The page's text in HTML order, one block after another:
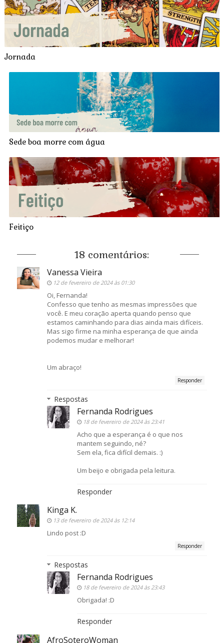
Jornada
Sede boa morre com água
Feitiço
18 comentários:
Vanessa Vieira
12 de fevereiro de 2024 às 01:30
Oi, Fernanda!
Confesso que tenho as mesmas impressões que
você. E meu coração aperta quando penso que
estamos caminhando para dias ainda mais difíceis.
Mas sigo firme na minha esperança de que ainda
podemos mudar e melhorar!
Um abraço!
Responder
Respostas
Fernanda Rodrigues
18 de fevereiro de 2024 às 23:41
Acho que a esperança é o que nos
mantem seguindo, né?
Sem ela, fica difícil demais. :)
Um beijo e obrigada pela leitura.
Responder
Kinga K.
13 de fevereiro de 2024 às 12:14
Lindo post :D
Responder
Respostas
Fernanda Rodrigues
18 de fevereiro de 2024 às 23:43
Obrigada! :D
Responder
AfroSoteroWoman